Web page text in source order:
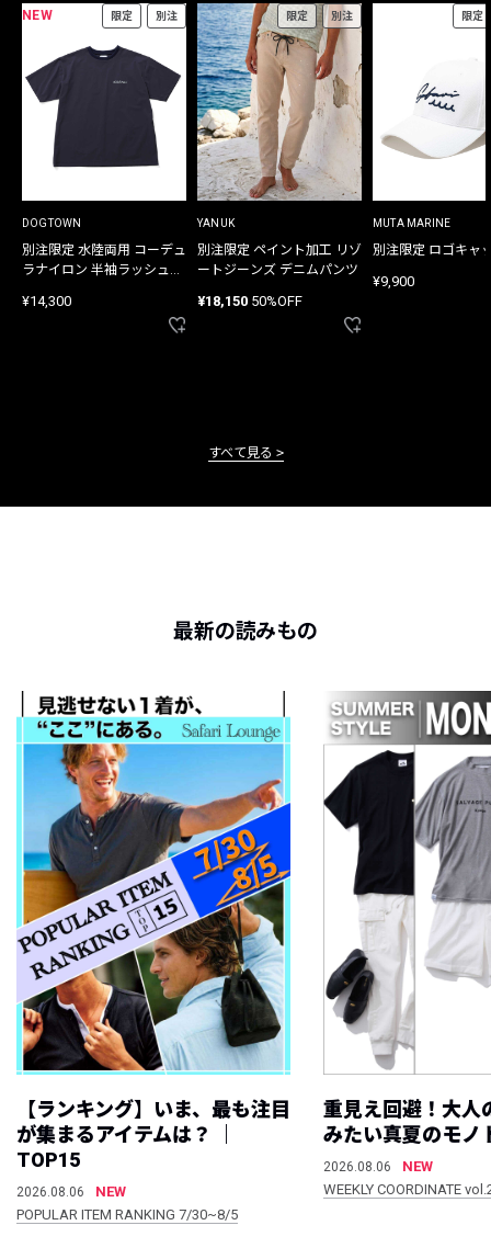
NEW 限定 別注
DOGTOWN
別注限定 水陸両用 コーデュ
ラナイロン 半袖ラッシュガ
¥14,300
限定 別注
YANUK
別注限定 ペイント加工 リゾ
ートジーンズ デニムパンツ
¥18,150 50%OFF
限定
MUTA MARINE
別注限定 ロゴキャ
¥9,900
すべて見る
最新の読みもの
【ランキング】いま、最も注目
が集まるアイテムは？ ｜
TOP15
2026.08.06
NEW
POPULAR ITEM RANKING 7/30~8/5
重見え回避！大人
みたい真夏のモノ
2026.08.06
NEW
WEEKLY COORDINATE